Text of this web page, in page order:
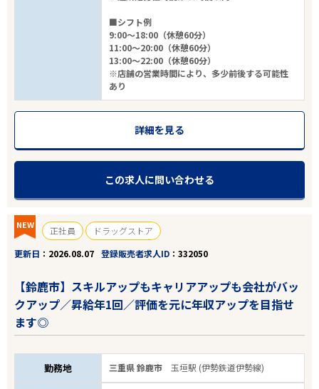
■シフト例
9:00～18:00（休憩60分）
11:00～20:00（休憩60分）
13:00～22:00（休憩60分）
※店舗の営業時間により、多少前後する可能性
あり
詳細を見る
この求人に問い合わせる
NEW 正社員
ドラッグストア
更新日
2026.08.07 登録販売者求人ID 332050
【鈴鹿市】スキルアップもキャリアアップも会社がバッ
クアップ／昇給年1回／評価を元に年収アップを目指せ
ます◎
勤務地 三重県 鈴鹿市 玉垣駅 (伊勢鉄道伊勢線)